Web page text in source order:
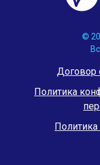
©
Договор
Политика